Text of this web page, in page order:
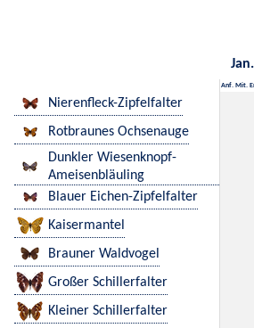
Jan.
Anf. Mit.
Nierenfleck-Zipfelfalter
Rotbraunes Ochsenauge
Dunkler Wiesenknopf-
Ameisenbläuling
Blauer Eichen-Zipfelfalter
Kaisermantel
Brauner Waldvogel
Großer Schillerfalter
Kleiner Schillerfalter